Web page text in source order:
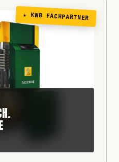
★ KWB FACHPARTNER